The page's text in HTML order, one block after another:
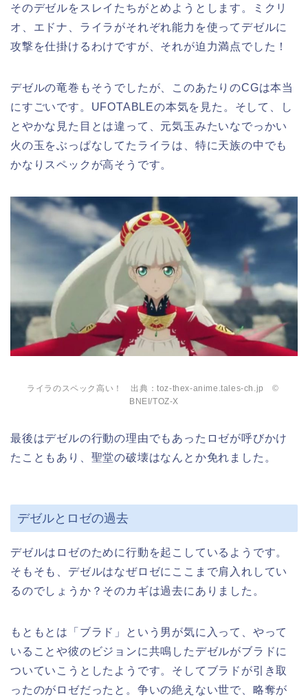
そのデゼルをスレイたちがとめようとします。ミクリ
オ、エドナ、ライラがそれぞれ能力を使ってデゼルに
攻撃を仕掛けるわけですが、それが迫力満点でした！
デゼルの竜巻もそうでしたが、このあたりのCGは本当
にすごいです。UFOTABLEの本気を見た。そして、し
とやかな見た目とは違って、元気玉みたいなでっかい
火の玉をぶっぱなしてたライラは、特に天族の中でも
かなりスペックが高そうです。
ライラのスペック高い！ 出典：toz-thex-anime.tales-ch.jp ©
BNEI/TOZ-X
最後はデゼルの行動の理由でもあったロゼが呼びかけ
たこともあり、聖堂の破壊はなんとか免れました。
デゼルとロゼの過去
デゼルはロゼのために行動を起こしているようです。
そもそも、デゼルはなぜロゼにここまで肩入れしてい
るのでしょうか？そのカギは過去にありました。
もともとは「ブラド」という男が気に入って、やって
いることや彼のビジョンに共鳴したデゼルがブラドに
ついていこうとしたようです。そしてブラドが引き取
ったのがロゼだったと。争いの絶えない世で、略奪が